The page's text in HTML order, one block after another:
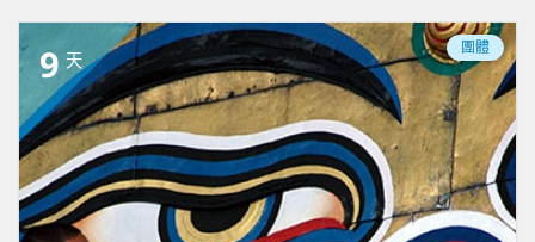
9 天
團體